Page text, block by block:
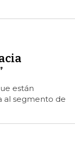
están
al segmento de